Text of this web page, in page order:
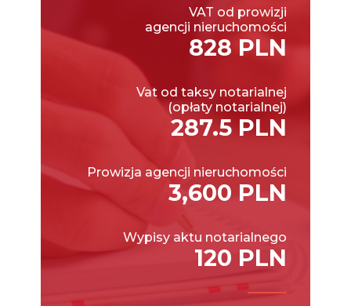
VAT od prowizji
agencji nieruchomości
828 PLN
Vat od taksy notarialnej
(opłaty notarialnej)
287.5 PLN
Prowizja agencji nieruchomości
3,600 PLN
Wypisy aktu notarialnego
120 PLN